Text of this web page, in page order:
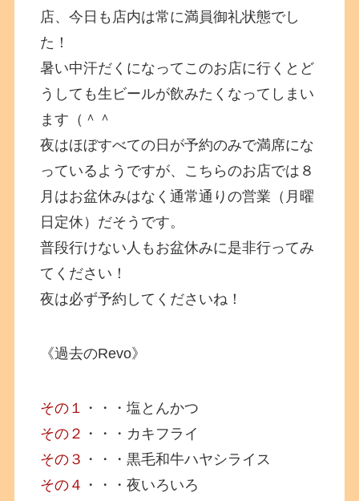
店、今日も店内は常に満員御礼状態でし
た！
暑い中汗だくになってこのお店に行くとど
うしても生ビールが飲みたくなってしまい
ます（＾＾
夜はほぼすべての日が予約のみで満席にな
っているようですが、こちらのお店では８
月はお盆休みはなく通常通りの営業（月曜
日定休）だそうです。
普段行けない人もお盆休みに是非行ってみ
てください！
夜は必ず予約してくださいね！
《過去のRevo》
その１ ・・・塩とんかつ
その２ ・・・カキフライ
その３ ・・・黒毛和牛ハヤシライス
その４ ・・・夜いろいろ